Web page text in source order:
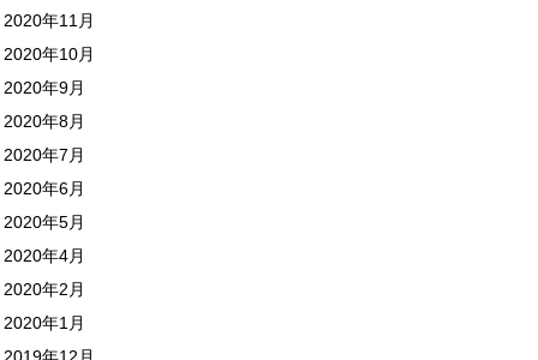
2020年11月
2020年10月
2020年9月
2020年8月
2020年7月
2020年6月
2020年5月
2020年4月
2020年2月
2020年1月